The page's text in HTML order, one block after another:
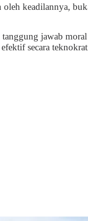
keadilannya,
jawab
secara